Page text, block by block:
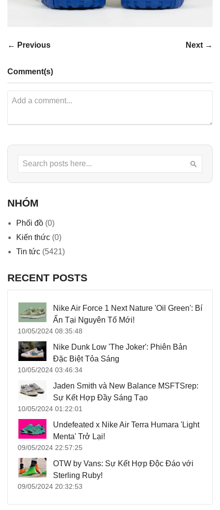
← Previous Next →
Comment(s)
Search
NHÓM
Phối đồ (0)
Kiến thức (0)
Tin tức (5421)
RECENT POSTS
Nike Air Force 1 Next Nature 'Oil Green': Bí
Ẩn Tại Nguyên Tố Mới!
10/05/2024 08:35:48
Nike Dunk Low 'The Joker': Phiên Bản
Đặc Biệt Tỏa Sáng
10/05/2024 03:46:34
Jaden Smith và New Balance MSFTSrep:
Sự Kết Hợp Đầy Sáng Tạo
10/05/2024 01:22:01
Undefeated x Nike Air Terra Humara 'Light
Menta' Trở Lại!
09/05/2024 22:57:25
OTW by Vans: Sự Kết Hợp Độc Đáo với
Sterling Ruby!
09/05/2024 20:32:53